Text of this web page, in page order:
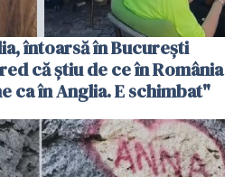
întoarsă în București
că știu de ce în România
ca în Anglia. E schimbat"